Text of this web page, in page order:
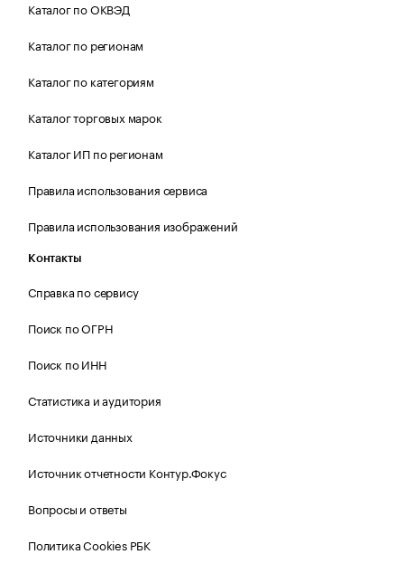
Каталог по ОКВЭД
Каталог по регионам
Каталог по категориям
Каталог торговых марок
Каталог ИП по регионам
Правила использования сервиса
Правила использования изображений
Контакты
Справка по сервису
Поиск по ОГРН
Поиск по ИНН
Статистика и аудитория
Источники данных
Источник отчетности Контур.Фокус
Вопросы и ответы
Политика Cookies РБК